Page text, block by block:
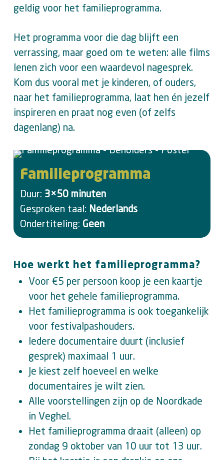
geldig voor het familieprogramma.
Het programma voor die dag blijft een
verrassing, maar goed om te weten: alle films
lenen zich voor een waardevol nagesprek.
Kom dus vooral met je kinderen, of ouders,
naar het familieprogramma, laat hen én jezelf
inspireren en praat nog even (of zelfs
dagenlang) na.
Familieprogramma
Duur: 3×50 minuten
Gesproken taal: Nederlands
Ondertiteling: Geen
Hoe werkt het familieprogramma?
Voor €5 per persoon koop je een kaartje
voor het gehele familieprogramma.
Het familieprogramma is ook toegankelijk
voor festivalpashouders.
Iedere documentaire duurt (inclusief
gesprek) maximaal 1 uur.
Je kiest zelf hoeveel en welke
documentaires je wilt zien.
Alle voorstellingen zijn op de Noordkade
in Veghel.
Het familieprogramma draait (alleen) op
zondag 9 oktober van 10 uur tot 13 uur.